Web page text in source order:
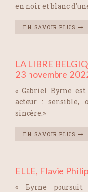
en noir et blanc
EN SAVOIR PLUS
LA LIBRE
23 novembre
« Gabriel Byrne
acteur : sensible,
sincère.»
EN SAVOIR PLUS
ELLE, Flavie
« Byrne